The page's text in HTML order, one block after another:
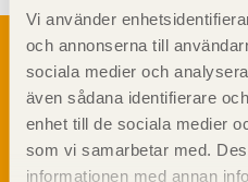
Vi använder
och annonserna till
sociala medier och
även sådana identifierare
enhet till de sociala medier
som vi samarbetar med.
informationen med annan
Svenskt Träs
sågverksnärings
beskriva träprodukter